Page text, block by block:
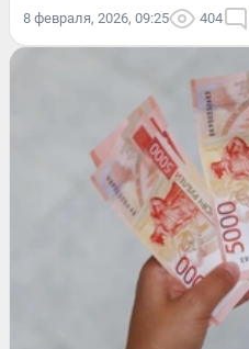
8 февраля, 2026, 09:25 404